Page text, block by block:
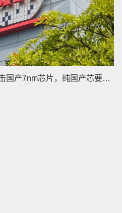
华为与中芯国际“亮剑”，冲击国产7nm芯片，纯国产芯要来了